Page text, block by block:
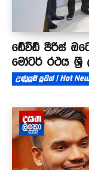
ඩේවිඩ් පීරිස්
මෝටර් රථය ශ්‍රී
උණුසුම් පුවත් | Hot